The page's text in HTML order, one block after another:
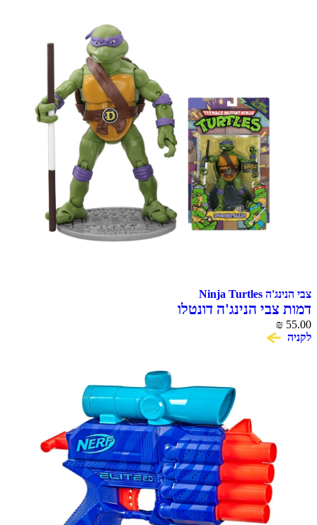
צבי הנינג'ה Ninja Turtles
דמות צבי הנינג'ה דונטלו
₪ 55.00
לקניה